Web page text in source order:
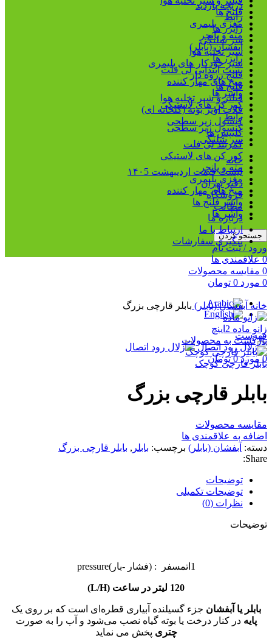
دریچه بازدید
رابط
رایزر ها
سر شلنگی
شیر تخلیه هوا
شیر خودکار های پلیمری
فلنج رزوه دار
فلنج ها
فیلتر و شیر تخلیه هوا
قلاب آویز بوته (گلخانه ای)
کپسول زیر سطحی
کلیپس ها
کمربند لی فلت
کور کن های لاستیکی
مته و پانچر
مغزی پلیمری
میخ های مهار کننده
واشر فلنج ها
واشر ها
جستجو کردن
ورود / ثبت نام
0 علاقمندی ها
0 مقایسه محصولات
0 مورد 0 تومان
فهرست
0 مورد 0 تومان
فلنج ها
مغزی پلیمری
مته و پانچر
آبفشان (بابلر)
رایزر ها
بست ابتدایی لی فلت
میخ های مهار کننده
واشر ها
کور کن های لاستیکی
رابط
کپسول زیر سطحی
سر شلنگی
خانه
لیست قیمت اردیبهشت ۱۴۰5
دفتر تهران
فروشگاه
مطالب
درباره ما
ارتباط با ما
پیگیری سفارشات
خانه آبفشان (بابلر) بابلر قارچی بزرگ
زانو ماده 2اینچ
بازگشت به محصولات
بابلر قارچی کوچک
بابلر قارچی بزرگ
مقایسه محصولات
اضافه به علاقمندی ها
دسته: آبفشان (بابلر) برچسب: بابلر , بابلر قارچی بزرگ
Share:
توضیحات
توضیحات تکمیلی
نظرات (0)
توضیحات
1اتمسفر : (فشار -بار)pressure
120 لیتر در ساعت (L/H)
بابلر یا آبفشان جزء گسیلنده آبیاری قطره‌ای است که بر روی یک
پایه در کنار درخت یا بوته گیاه نصب می‌شود و آب را به صورت
چتری پخش می نماید